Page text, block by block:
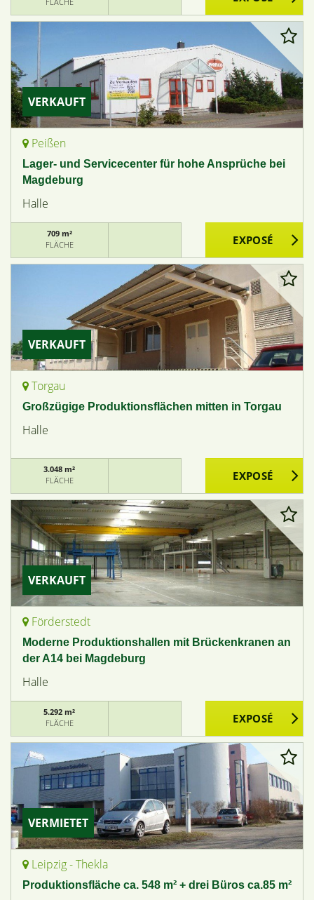
VERKAUFT
Peißen
Lager- und Servicecenter für hohe Ansprüche bei
Magdeburg
Halle
709 m²
FLÄCHE
VERKAUFT
Torgau
Großzügige Produktionsflächen mitten in Torgau
Halle
3.048 m²
FLÄCHE
VERKAUFT
Förderstedt
Moderne Produktionshallen mit Brückenkranen an
der A14 bei Magdeburg
Halle
5.292 m²
FLÄCHE
VERMIETET
Leipzig - Thekla
Produktionsfläche ca. 548 m² + drei Büros ca.85 m²